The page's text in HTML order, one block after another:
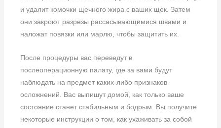
и удалит комочки щечного жира с ваших щек. Затем
они закроют разрезы рассасывающимися швами и
наложат повязки или марлю, чтобы защитить их.
После процедуры вас переведут в
послеоперационную палату, где за вами будут
наблюдать на предмет каких-либо признаков
осложнений. Вас выпишут домой, как только ваше
состояние станет стабильным и бодрым. Вы получите
некоторые инструкции о том, как ухаживать за собой